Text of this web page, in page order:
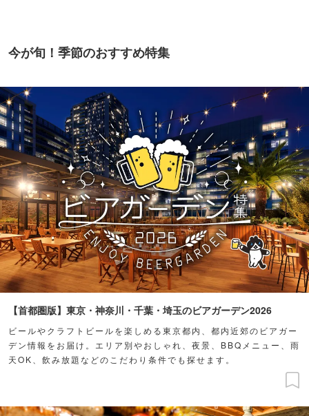
今が旬！季節のおすすめ特集
【首都圏版】東京・神奈川・千葉・埼玉のビアガーデン2026
ビールやクラフトビールを楽しめる東京都内、都内近郊のビアガー
デン情報をお届け。エリア別やおしゃれ、夜景、BBQメニュー、雨
天OK、飲み放題などのこだわり条件でも探せます。